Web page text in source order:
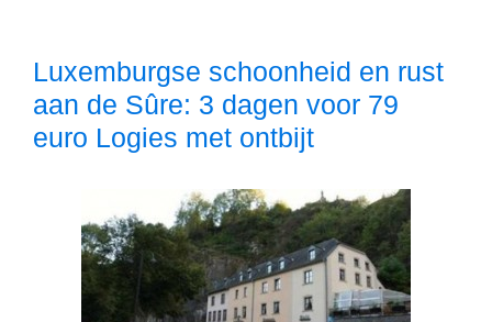
Logies
met
ontbijt
Luxemburgse schoonheid en rust
aan de Sûre: 3 dagen voor 79
euro Logies met ontbijt